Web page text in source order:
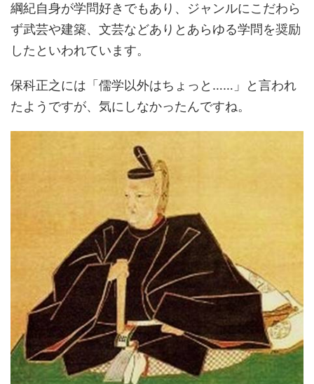
綱紀自身が学問好きでもあり、ジャンルにこだわら
ず武芸や建築、文芸などありとあらゆる学問を奨励
したといわれています。
保科正之には「儒学以外はちょっと……」と言われ
たようですが、気にしなかったんですね。